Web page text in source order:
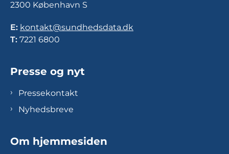
2300 København S
E: kontakt@sundhedsdata.dk
T: 7221 6800
Presse og nyt
Pressekontakt
Nyhedsbreve
Om hjemmesiden